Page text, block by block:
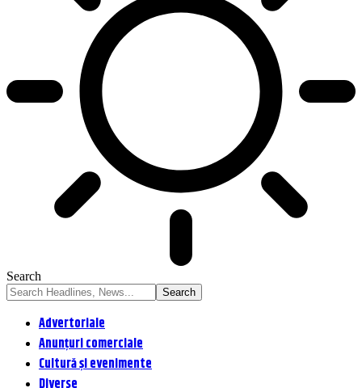
Search
Advertoriale
Anunțuri comerciale
Cultură și evenimente